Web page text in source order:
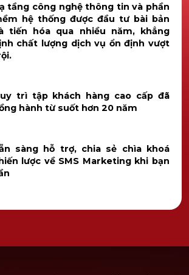
tầng công nghệ thông tin và phần
hệ thống được đầu tư bài bản
tiến hóa qua nhiều năm, khẳng
chất lượng dịch vụ ổn định vượt
trì tập khách hàng cao cấp đã
hành từ suốt hơn 20 năm
sàng hỗ trợ, chia sẻ chìa khoá
lược về SMS Marketing khi bạn